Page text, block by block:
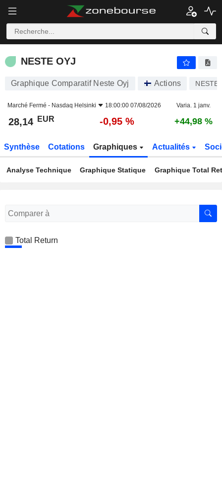
NESTE OYJ
NESTE OYJ
Graphique Comparatif Neste Oyj Actions NESTE
Marché Fermé - Nasdaq Helsinki 18:00:00 07/08/2026 Varia. 1 janv.
28,14 EUR -0,95 % +44,98 %
Synthèse Cotations Graphiques Actualités
Analyse Technique Graphique Statique Graphique Total
Total Return